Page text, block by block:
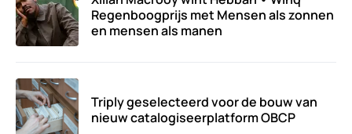
Regenboogprijs met Mensen als zonnen
en mensen als manen
Triply geselecteerd voor de bouw van
nieuw catalogiseerplatform OBCP